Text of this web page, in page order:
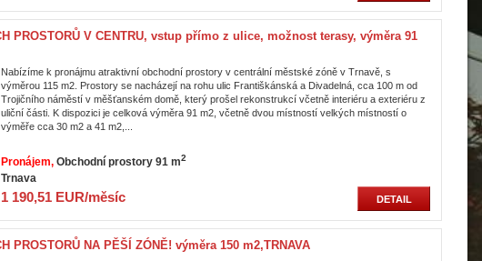
PROSTORŮ V CENTRU, vstup přímo z ulice, možnost terasy, výměra 91
Nabízíme k pronájmu atraktivní obchodní prostory v centrální městské zóně v Trnavě, s
výměrou 115 m2. Prostory se nacházejí na rohu ulic Františkánská a Divadelná, cca 100 m od
Trojičního náměstí v měšťanském domě, který prošel rekonstrukcí včetně interiéru a exteriéru z
uliční části. K dispozici je celková výměra 91 m2, včetně dvou místností velkých místností o
výměře cca 30 m2 a 41 m2,...
Pronájem Obchodní prostory 91 m2
Trnava
DETAIL
1 190,51 EUR/měsíc
PROSTORŮ NA PĚŠÍ ZÓNĚ! výměra 150 m2,TRNAVA